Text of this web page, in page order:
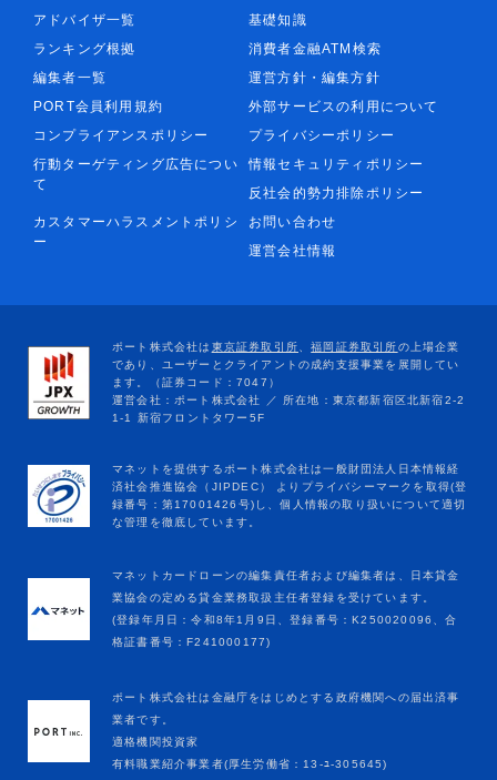
アドバイザ一覧
基礎知識
ランキング根拠
消費者金融ATM検索
編集者一覧
運営方針・編集方針
PORT会員利用規約
外部サービスの利用について
コンプライアンスポリシー
プライバシーポリシー
行動ターゲティング広告につい
て
情報セキュリティポリシー
反社会的勢力排除ポリシー
カスタマーハラスメントポリシ
ー
お問い合わせ
運営会社情報
マネットカードローンの編集責任者および編集者は、日本貸金
業協会の定める貸金業務取扱主任者登録を受けています。
(登録年月日：令和8年1月9日、登録番号：K250020096、合
格証書番号：F241000177)
ポート株式会社は金融庁をはじめとする政府機関への届出済事
業者です。
適格機関投資家
有料職業紹介事業者(厚生労働省：13-ﾕ-305645)